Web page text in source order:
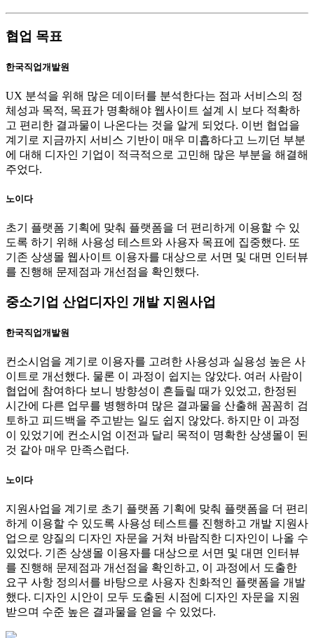
협업 목표
한국직업개발원
UX 분석을 위해 많은 데이터를 분석한다는 점과 서비스의 정
체성과 목적, 목표가 명확해야 웹사이트 설계 시 보다 적확하
고 편리한 결과물이 나온다는 것을 알게 되었다. 이번 협업을
계기로 지금까지 서비스 기반이 매우 미흡하다고 느끼던 부분
에 대해 디자인 기업이 적극적으로 고민해 많은 부분을 해결해
주었다.
노이다
초기 플랫폼 기획에 맞춰 플랫폼을 더 편리하게 이용할 수 있
도록 하기 위해 사용성 테스트와 사용자 목표에 집중했다. 또
기존 상생몰 웹사이트 이용자를 대상으로 서면 및 대면 인터뷰
를 진행해 문제점과 개선점을 확인했다.
중소기업 산업디자인 개발 지원사업
한국직업개발원
컨소시엄을 계기로 이용자를 고려한 사용성과 실용성 높은 사
이트로 개선했다. 물론 이 과정이 쉽지는 않았다. 여러 사람이
협업에 참여하다 보니 방향성이 흔들릴 때가 있었고, 한정된
시간에 다른 업무를 병행하며 많은 결과물을 산출해 꼼꼼히 검
토하고 피드백을 주고받는 일도 쉽지 않았다. 하지만 이 과정
이 있었기에 컨소시엄 이전과 달리 목적이 명확한 상생몰이 된
것 같아 매우 만족스럽다.
노이다
지원사업을 계기로 초기 플랫폼 기획에 맞춰 플랫폼을 더 편리
하게 이용할 수 있도록 사용성 테스트를 진행하고 개발 지원사
업으로 양질의 디자인 자문을 거쳐 바람직한 디자인이 나올 수
있었다. 기존 상생몰 이용자를 대상으로 서면 및 대면 인터뷰
를 진행해 문제점과 개선점을 확인하고, 이 과정에서 도출한
요구 사항 정의서를 바탕으로 사용자 친화적인 플랫폼을 개발
했다. 디자인 시안이 모두 도출된 시점에 디자인 자문을 지원
받으며 수준 높은 결과물을 얻을 수 있었다.